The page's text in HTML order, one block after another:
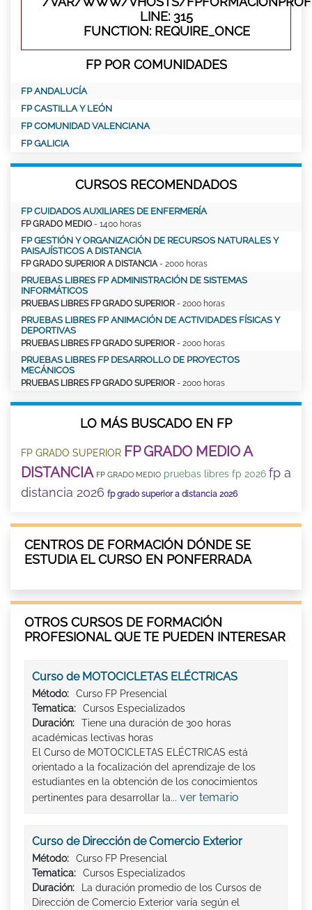
LINE: 315
FUNCTION: REQUIRE_ONCE
FP POR COMUNIDADES
FP ANDALUCÍA
FP CASTILLA Y LEÓN
FP COMUNIDAD VALENCIANA
FP GALICIA
CURSOS RECOMENDADOS
FP CUIDADOS AUXILIARES DE ENFERMERÍA
FP GRADO MEDIO - 1400 horas
FP GESTIÓN Y ORGANIZACIÓN DE RECURSOS NATURALES Y
PAISAJÍSTICOS A DISTANCIA
FP GRADO SUPERIOR A DISTANCIA - 2000 horas
PRUEBAS LIBRES FP ADMINISTRACIÓN DE SISTEMAS
INFORMÁTICOS
PRUEBAS LIBRES FP GRADO SUPERIOR - 2000 horas
PRUEBAS LIBRES FP ANIMACIÓN DE ACTIVIDADES FÍSICAS Y
DEPORTIVAS
PRUEBAS LIBRES FP GRADO SUPERIOR - 2000 horas
PRUEBAS LIBRES FP DESARROLLO DE PROYECTOS
MECÁNICOS
PRUEBAS LIBRES FP GRADO SUPERIOR - 2000 horas
LO MÁS BUSCADO EN FP
FP GRADO SUPERIOR FP GRADO MEDIO A
DISTANCIA FP GRADO MEDIO pruebas libres fp 2026 fp a
distancia 2026 fp grado superior a distancia 2026
CENTROS DE FORMACIÓN DÓNDE SE
ESTUDIA EL CURSO EN PONFERRADA
OTROS CURSOS DE FORMACIÓN
PROFESIONAL QUE TE PUEDEN INTERESAR
Curso de MOTOCICLETAS ELÉCTRICAS
Método:
Curso FP Presencial
Tematica:
Cursos Especializados
Duración:
Tiene una duración de 300 horas
académicas lectivas horas
El Curso de MOTOCICLETAS ELÉCTRICAS está
orientado a la focalización del aprendizaje de los
estudiantes en la obtención de los conocimientos
pertinentes para desarrollar la... ver temario
Curso de Dirección de Comercio Exterior
Método:
Curso FP Presencial
Tematica:
Cursos Especializados
Duración:
La duración promedio de los Cursos de
Dirección de Comercio Exterior varía según el